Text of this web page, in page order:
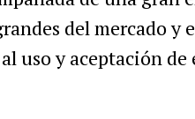
del mercado y
uso y aceptación de